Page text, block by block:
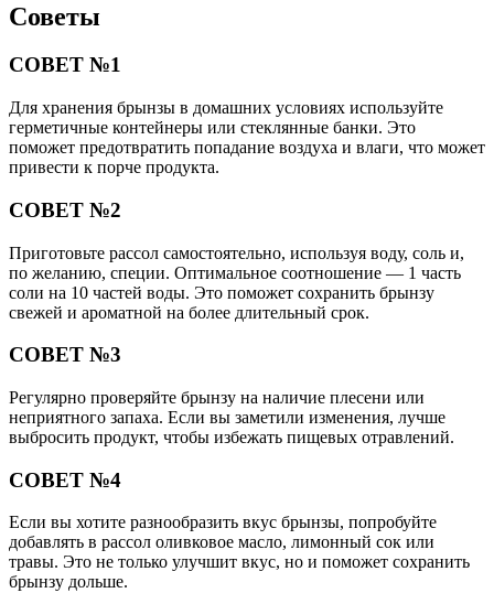
Советы
СОВЕТ №1
Для хранения брынзы в домашних условиях используйте
герметичные контейнеры или стеклянные банки. Это
поможет предотвратить попадание воздуха и влаги, что может
привести к порче продукта.
СОВЕТ №2
Приготовьте рассол самостоятельно, используя воду, соль и,
по желанию, специи. Оптимальное соотношение — 1 часть
соли на 10 частей воды. Это поможет сохранить брынзу
свежей и ароматной на более длительный срок.
СОВЕТ №3
Регулярно проверяйте брынзу на наличие плесени или
неприятного запаха. Если вы заметили изменения, лучше
выбросить продукт, чтобы избежать пищевых отравлений.
СОВЕТ №4
Если вы хотите разнообразить вкус брынзы, попробуйте
добавлять в рассол оливковое масло, лимонный сок или
травы. Это не только улучшит вкус, но и поможет сохранить
брынзу дольше.